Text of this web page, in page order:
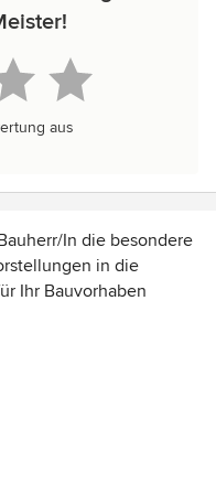
aus
In die besondere
in die
Ihr Bauvorhaben
zu beraten,
mit Ihnen
und finanziellen
Detail.
mit Ihnen als